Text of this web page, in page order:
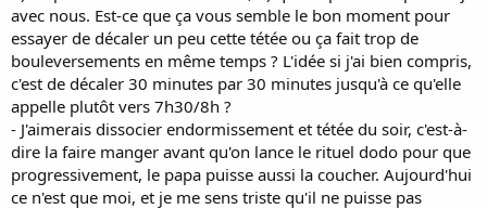
avec nous. Est-ce que ça vous semble le bon moment pour
essayer de décaler un peu cette tétée ou ça fait trop de
bouleversements en même temps ? L'idée si j'ai bien compris,
c'est de décaler 30 minutes par 30 minutes jusqu'à ce qu'elle
appelle plutôt vers 7h30/8h ?
- J'aimerais dissocier endormissement et tétée du soir, c'est-à-
dire la faire manger avant qu'on lance le rituel dodo pour que
progressivement, le papa puisse aussi la coucher. Aujourd'hui
ce n'est que moi, et je me sens triste qu'il ne puisse pas